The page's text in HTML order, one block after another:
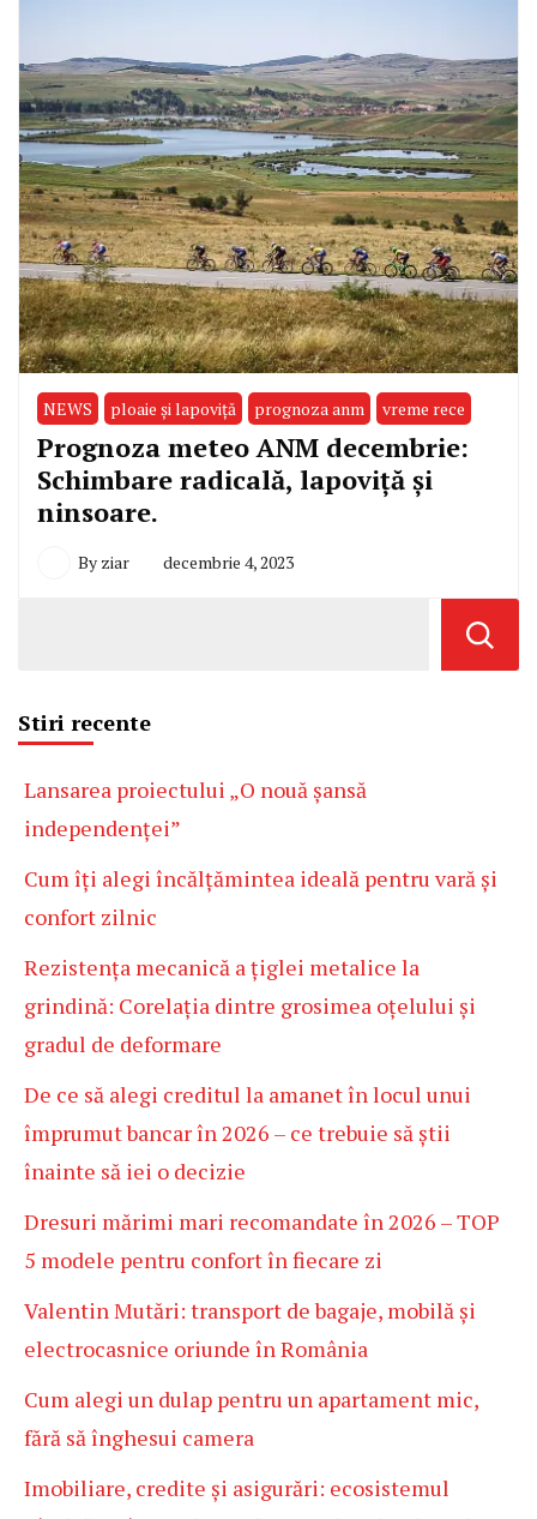
NEWS ploaie și lapoviță prognoza anm vreme rece
Prognoza meteo ANM decembrie:
Schimbare radicală, lapoviță și
ninsoare.
By ziar decembrie 4, 2023
Stiri recente
Lansarea proiectului „O nouă șansă
independenței”
Cum îți alegi încălțămintea ideală pentru vară și
confort zilnic
Rezistența mecanică a țiglei metalice la
grindină: Corelația dintre grosimea oțelului și
gradul de deformare
De ce să alegi creditul la amanet în locul unui
împrumut bancar în 2026 – ce trebuie să știi
înainte să iei o decizie
Dresuri mărimi mari recomandate în 2026 – TOP
5 modele pentru confort în fiecare zi
Valentin Mutări: transport de bagaje, mobilă și
electrocasnice oriunde în România
Cum alegi un dulap pentru un apartament mic,
fără să înghesui camera
Imobiliare, credite și asigurări: ecosistemul